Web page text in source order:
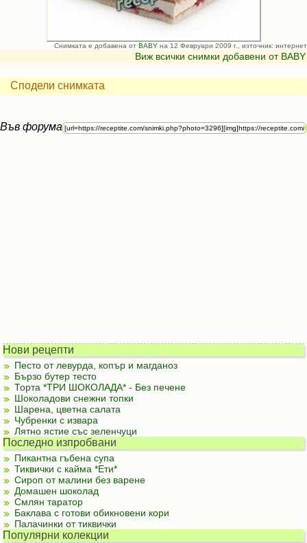
Снимката е добавена от BABY на 12 Февруари 2009 г., източник: интернет
Виж всички снимки добавени от BABY
Сподели снимката
Във форума
Нови рецепти
Песто от левурда, копър и магданоз
Бързо бутер тесто
Торта *ТРИ ШОКОЛАДА* - Без печене
Шоколадови снежни топки
Шарена, цветна салата
Чубренки с извара
Лятно ястие със зеленчуци
Последно изпробвани
Пикантна гъбена супа
Тиквички с кайма *Ети*
Сироп от малини без варене
Домашен шоколад
Смлян таратор
Баклава с готови обикновени кори
Палачинки от тиквички
Популярни колекции